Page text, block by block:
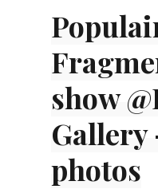
show
Gallery
photos